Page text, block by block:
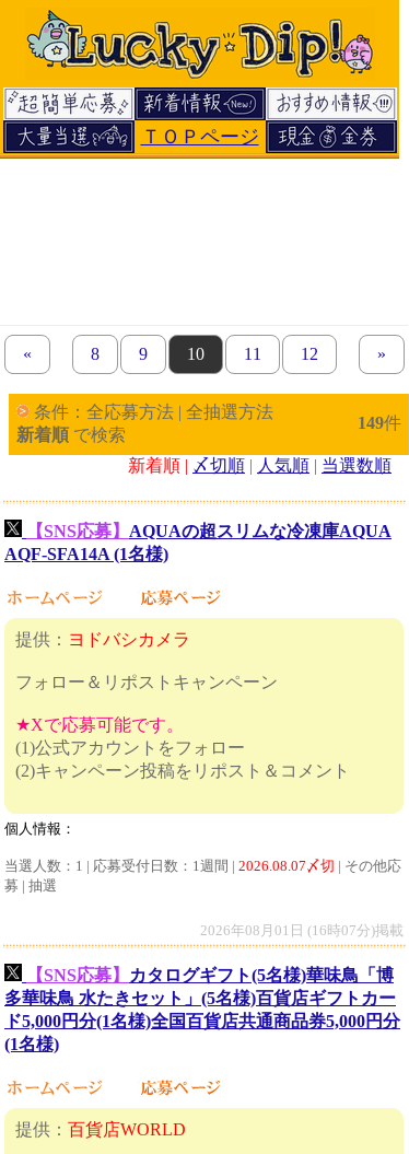
ＴＯＰページ
« previous set of pages
page
8 page
9 page
10 page
11 page
12 »
条件：全応募方法 | 全抽選方法
新着順 で検索
149件
新着順 | 〆切順 | 人気順 | 当選数順
【SNS応募】 AQUAの超スリムな冷凍庫AQUA
AQF-SFA14A (1名様)
提供： ヨドバシカメラ
フォロー＆リポストキャンペーン
★Xで応募可能です。
(1)公式アカウントをフォロー
(2)キャンペーン投稿をリポスト＆コメント
個人情報：
当選人数：1 | 応募受付日数：1週間 | 2026.08.07〆切 | その他応
募 | 抽選
2026年08月01日 (16時07分)掲載
【SNS応募】
カタログギフト(5名様)華味鳥「博
多華味鳥 水たきセット」(5名様)百貨店ギフトカー
ド5,000円分(1名様)全国百貨店共通商品券5,000円分
(1名様)
提供： 百貨店WORLD